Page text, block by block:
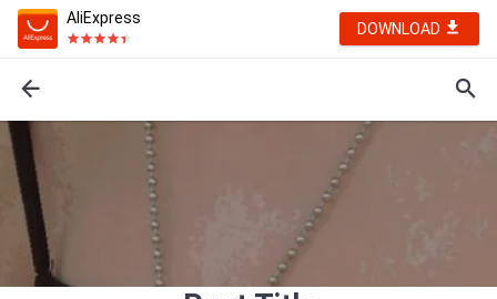
AliExpress
DOWNLOAD